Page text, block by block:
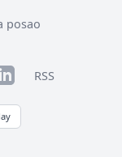
posao
RSS